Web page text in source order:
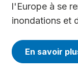
l'Europe à se
inondations et
En savoir